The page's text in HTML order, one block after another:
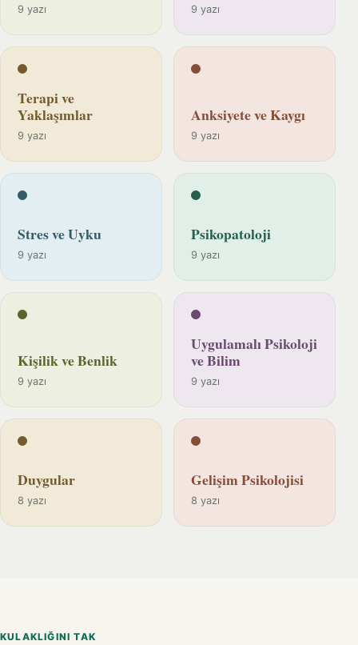
9 yazı 9 yazı
Terapi ve
Yaklaşımlar
9 yazı
Anksiyete ve Kaygı
9 yazı
Stres ve Uyku
9 yazı
Psikopatoloji
9 yazı
Kişilik ve Benlik
9 yazı
Uygulamalı Psikoloji
ve Bilim
9 yazı
Duygular
8 yazı
Gelişim Psikolojisi
8 yazı
KULAKLIĞINI TAK